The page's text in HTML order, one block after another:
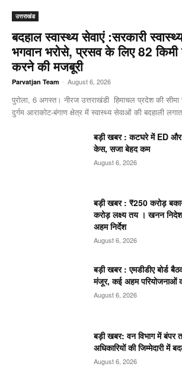
उत्तराखंड
बदहाल स्वास्थ्य सेवाएं :सरकारी
भगवान भरोसे, प्रसव के लिए 82
करने की मजबूरी
Parvatjan Team - August 6, 2026
पुरोला, 6 अगस्त। नीरज उत्तराखंडी हिमाचल प्रदेश की
दुर्गम आराकोट-बंगाण क्षेत्र में स्वास्थ्य सेवाओं की बदहाली
बड़ी खबर : कटघरे में ED और
केस, सजा बेहद कम
August 6, 2026
बड़ी खबर : ₹250 करोड़
करोड़ लक्ष्य तय । खनन
अहम निर्देश
August 6, 2026
बड़ी खबर : एमडीडीए बोर्ड
मंजूर, कई अहम परियोजनाओं
August 6, 2026
बड़ी खबर: वन विभाग में बंपर
अधिकारियों की जिम्मेदारी में
August 6, 2026